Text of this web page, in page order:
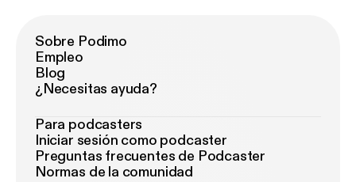
Sobre Podimo
Empleo
Blog
¿Necesitas ayuda?
Para podcasters
Iniciar sesión como podcaster
Preguntas frecuentes de Podcaster
Normas de la comunidad